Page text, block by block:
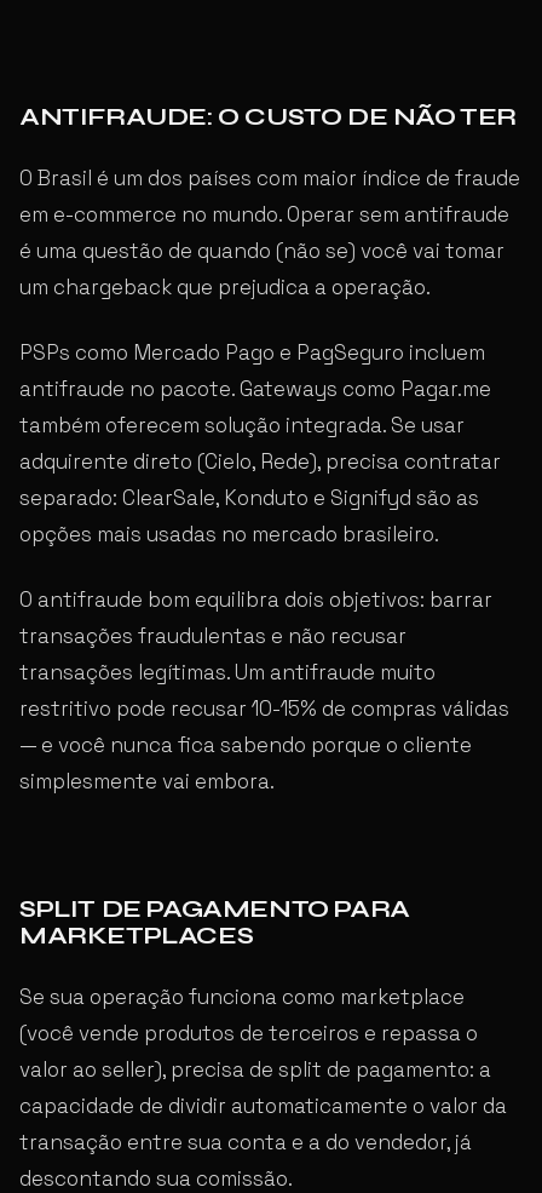
ANTIFRAUDE: O CUSTO DE NÃO TER
O Brasil é um dos países com maior índice de fraude
em e-commerce no mundo. Operar sem antifraude
é uma questão de quando (não se) você vai tomar
um chargeback que prejudica a operação.
PSPs como Mercado Pago e PagSeguro incluem
antifraude no pacote. Gateways como Pagar.me
também oferecem solução integrada. Se usar
adquirente direto (Cielo, Rede), precisa contratar
separado: ClearSale, Konduto e Signifyd são as
opções mais usadas no mercado brasileiro.
O antifraude bom equilibra dois objetivos: barrar
transações fraudulentas e não recusar
transações legítimas. Um antifraude muito
restritivo pode recusar 10-15% de compras válidas
— e você nunca fica sabendo porque o cliente
simplesmente vai embora.
SPLIT DE PAGAMENTO PARA
MARKETPLACES
Se sua operação funciona como marketplace
(você vende produtos de terceiros e repassa o
valor ao seller), precisa de split de pagamento: a
capacidade de dividir automaticamente o valor da
transação entre sua conta e a do vendedor, já
descontando sua comissão.